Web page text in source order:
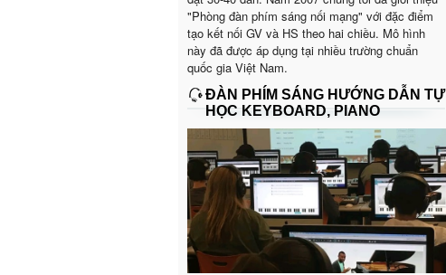
"Phòng đàn phím sáng nối mạng" với đặc điểm
tạo kết nối GV và HS theo hai chiều. Mô hình
này đã được áp dụng tại nhiều trường chuẩn
quốc gia Việt Nam.
ĐÀN PHÍM SÁNG HƯỚNG DẪN TỰ
HỌC KEYBOARD, PIANO